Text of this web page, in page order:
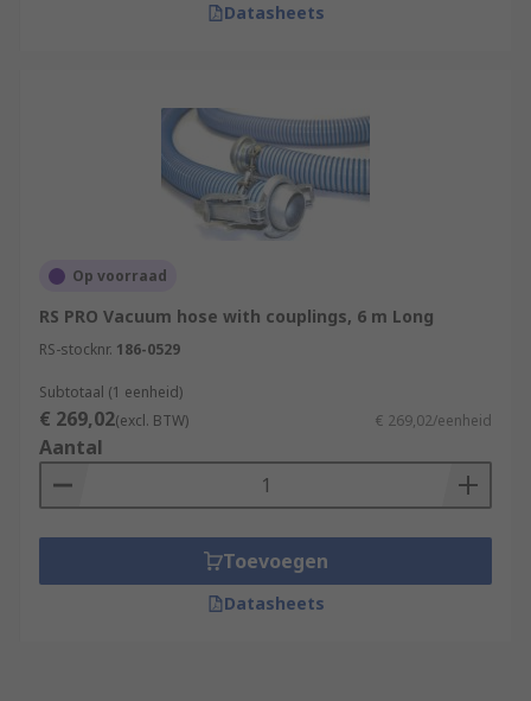
Datasheets
Op voorraad
RS PRO Vacuum hose with couplings, 6 m Long
RS-stocknr. 186-0529
Subtotaal (1 eenheid)
€ 269,02(excl. BTW) € 269,02/eenheid
Aantal
Toevoegen
Datasheets